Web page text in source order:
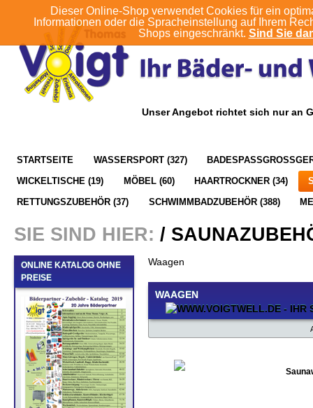
Dieser Online-Shop verwendet Cookies für ein
Informationen oder die Spracheinstellung auf Ihrem
Shops eingeschränkt. Sind Sie
Unser Angebot richtet sich nur an
STARTSEITE WASSERSPORT (327)
WICKELTISCHE (19) MÖBEL (60) HAARTROCKNER (34)
RETTUNGSZUBEHÖR (37) SCHWIMMBADZUBEHÖR (388)
SIE SIND HIER: /
ONLINE KATALOG OHNE
PREISE
Waagen
WAAGEN